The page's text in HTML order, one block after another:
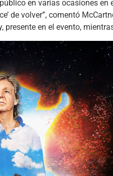
en varias ocasiones
de volver”, comentó
presente en el evento,